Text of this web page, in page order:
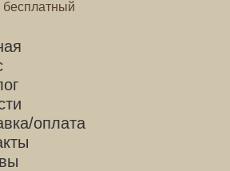
бесплатный
оплата